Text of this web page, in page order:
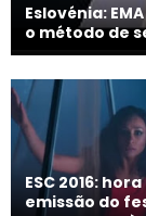
Eslovénia:
o método de
ESC 2016:
emissão do